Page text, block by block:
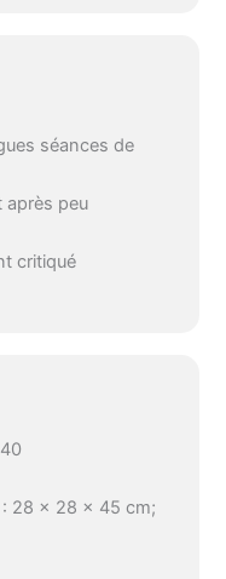
séances de
après peu
critiqué
: 28 x 28 x 45 cm;